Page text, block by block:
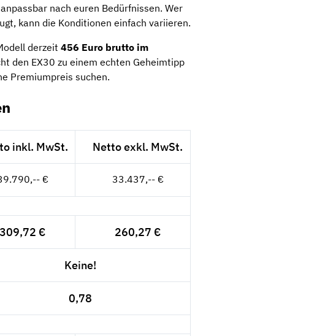
nach euren Bedürfnissen. Wer
kann die Konditionen einfach variieren.
derzeit 456 Euro brutto im
den EX30 zu einem echten Geheimtipp
Premiumpreis suchen.
inkl. MwSt. Netto exkl. MwSt.
€ 33.437,-- €
309,72 € 260,27 €
Keine!
0,78